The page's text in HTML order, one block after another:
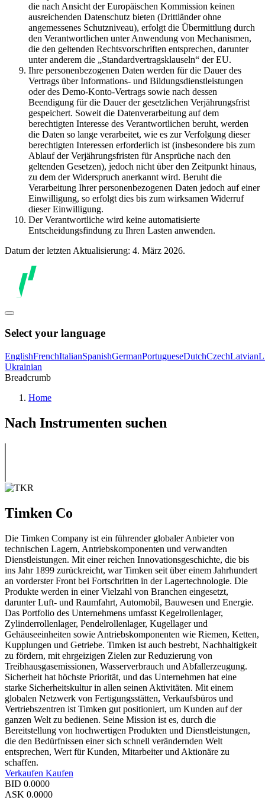
die nach Ansicht der Europäischen Kommission keinen
ausreichenden Datenschutz bieten (Drittländer ohne
angemessenes Schutzniveau), erfolgt die Übermittlung durch
den Verantwortlichen unter Anwendung von Mechanismen,
die den geltenden Rechtsvorschriften entsprechen, darunter
unter anderem die „Standardvertragsklauseln“ der EU.
Ihre personenbezogenen Daten werden für die Dauer des
Vertrags über Informations- und Bildungsdienstleistungen
oder des Demo-Konto-Vertrags sowie nach dessen
Beendigung für die Dauer der gesetzlichen Verjährungsfrist
gespeichert. Soweit die Datenverarbeitung auf dem
berechtigten Interesse des Verantwortlichen beruht, werden
die Daten so lange verarbeitet, wie es zur Verfolgung dieser
berechtigten Interessen erforderlich ist (insbesondere bis zum
Ablauf der Verjährungsfristen für Ansprüche nach den
geltenden Gesetzen), jedoch nicht über den Zeitpunkt hinaus,
zu dem der Widerspruch anerkannt wird. Beruht die
Verarbeitung Ihrer personenbezogenen Daten jedoch auf einer
Einwilligung, so erfolgt dies bis zum wirksamen Widerruf
dieser Einwilligung.
Der Verantwortliche wird keine automatisierte
Entscheidungsfindung zu Ihren Lasten anwenden.
Datum der letzten Aktualisierung: 4. März 2026.
Select your language
EnglishFrenchItalianSpanishGermanPortugueseDutchCzechLatvian
Ukrainian
Breadcrumb
Home
Nach Instrumenten suchen
Timken Co
Die Timken Company ist ein führender globaler Anbieter von
technischen Lagern, Antriebskomponenten und verwandten
Dienstleistungen. Mit einer reichen Innovationsgeschichte, die bis
ins Jahr 1899 zurückreicht, war Timken seit über einem Jahrhundert
an vorderster Front bei Fortschritten in der Lagertechnologie. Die
Produkte werden in einer Vielzahl von Branchen eingesetzt,
darunter Luft- und Raumfahrt, Automobil, Bauwesen und Energie.
Das Portfolio des Unternehmens umfasst Kegelrollenlager,
Zylinderrollenlager, Pendelrollenlager, Kugellager und
Gehäuseeinheiten sowie Antriebskomponenten wie Riemen, Ketten,
Kupplungen und Getriebe. Timken ist auch bestrebt, Nachhaltigkeit
zu fördern, mit ehrgeizigen Zielen zur Reduzierung von
Treibhausgasemissionen, Wasserverbrauch und Abfallerzeugung.
Sicherheit hat höchste Priorität, und das Unternehmen hat eine
starke Sicherheitskultur in allen seinen Aktivitäten. Mit einem
globalen Netzwerk von Fertigungsstätten, Verkaufsbüros und
Vertriebszentren ist Timken gut positioniert, um Kunden auf der
ganzen Welt zu bedienen. Seine Mission ist es, durch die
Bereitstellung von hochwertigen Produkten und Dienstleistungen,
die den Bedürfnissen einer sich schnell verändernden Welt
entsprechen, Wert für Kunden, Mitarbeiter und Aktionäre zu
schaffen.
Verkaufen Kaufen
BID 0.0000
ASK 0.0000